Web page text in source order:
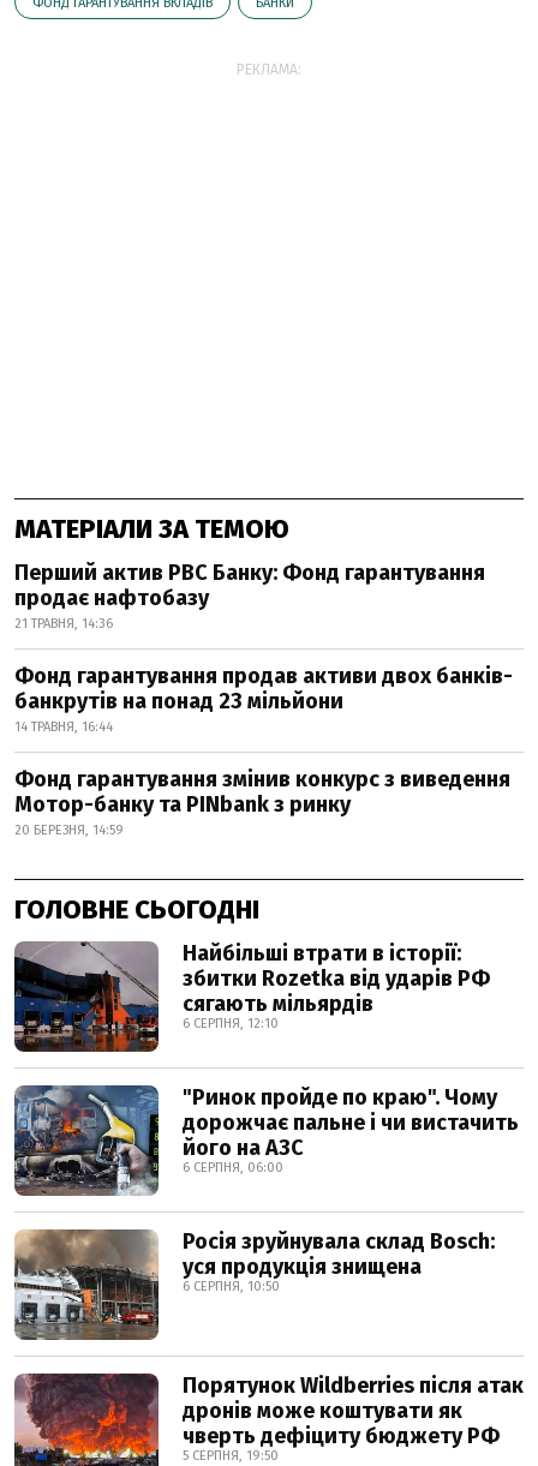
ФОНД ГАРАНТУВАННЯ ВКЛАДІВ БАНКИ
РЕКЛАМА:
МАТЕРІАЛИ ЗА ТЕМОЮ
Перший актив РВС Банку: Фонд гарантування
продає нафтобазу
21 ТРАВНЯ, 14:36
Фонд гарантування продав активи двох банків-
банкрутів на понад 23 мільйони
14 ТРАВНЯ, 16:44
Фонд гарантування змінив конкурс з виведення
Мотор-банку та PINbank з ринку
20 БЕРЕЗНЯ, 14:59
ГОЛОВНЕ СЬОГОДНІ
Найбільші втрати в історії:
збитки Rozetka від ударів РФ
сягають мільярдів
6 СЕРПНЯ, 12:10
"Ринок пройде по краю". Чому
дорожчає пальне і чи вистачить
його на АЗС
6 СЕРПНЯ, 06:00
Росія зруйнувала склад Bosch:
уся продукція знищена
6 СЕРПНЯ, 10:50
Порятунок Wildberries після атак
дронів може коштувати як
чверть дефіциту бюджету РФ
5 СЕРПНЯ, 19:50